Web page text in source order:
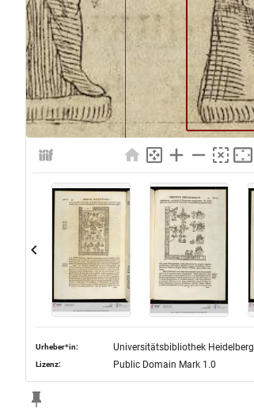
Urheber*in: Universitätsbibliothek Heidelberg
Lizenz: Public Domain Mark 1.0